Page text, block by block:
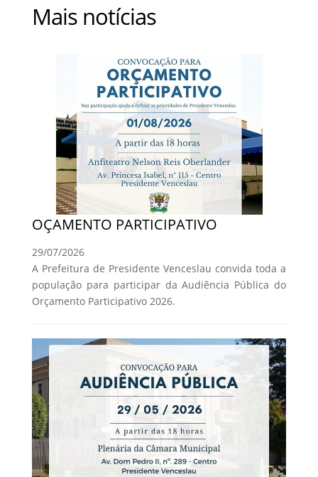
Mais notícias
OÇAMENTO PARTICIPATIVO
29/07/2026
A Prefeitura de Presidente Venceslau convida toda a
população para participar da Audiência Pública do
Orçamento Participativo 2026.